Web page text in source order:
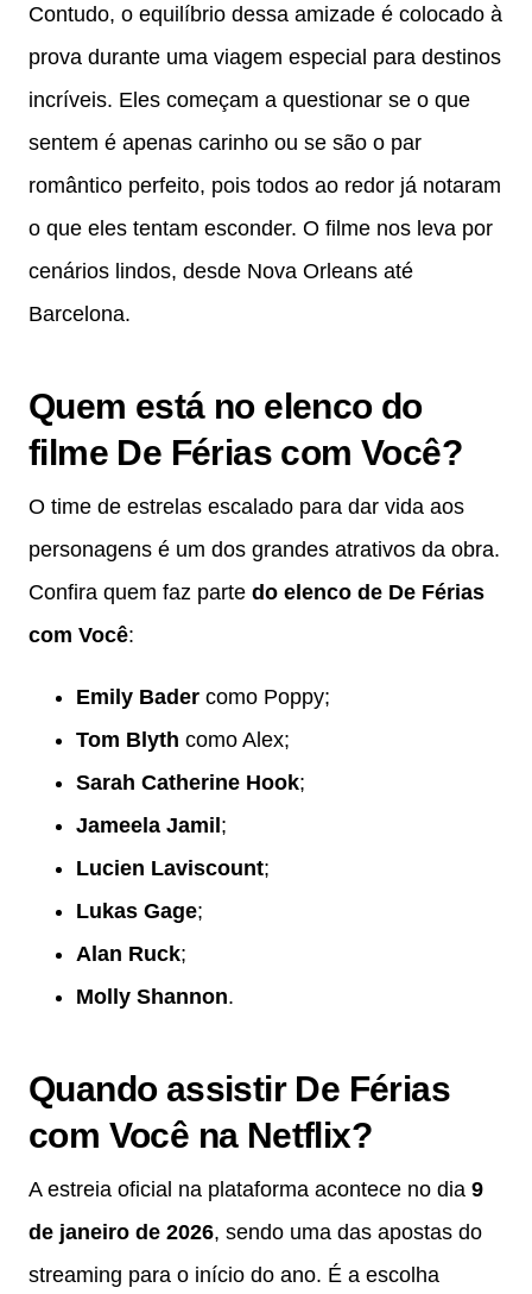
Contudo, o equilíbrio dessa amizade é colocado à
prova durante uma viagem especial para destinos
incríveis. Eles começam a questionar se o que
sentem é apenas carinho ou se são o par
romântico perfeito, pois todos ao redor já notaram
o que eles tentam esconder. O filme nos leva por
cenários lindos, desde Nova Orleans até
Barcelona.
Quem está no elenco do
filme De Férias com Você?
O time de estrelas escalado para dar vida aos
personagens é um dos grandes atrativos da obra.
Confira quem faz parte do elenco de De Férias
com Você:
Emily Bader como Poppy;
Tom Blyth como Alex;
Sarah Catherine Hook;
Jameela Jamil;
Lucien Laviscount;
Lukas Gage;
Alan Ruck;
Molly Shannon.
Quando assistir De Férias
com Você na Netflix?
A estreia oficial na plataforma acontece no dia 9
de janeiro de 2026, sendo uma das apostas do
streaming para o início do ano. É a escolha